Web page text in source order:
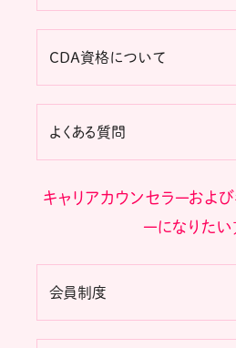
CDA資格について
よくある質問
キャリアカウンセラーおよ
ーになりた
会員制度